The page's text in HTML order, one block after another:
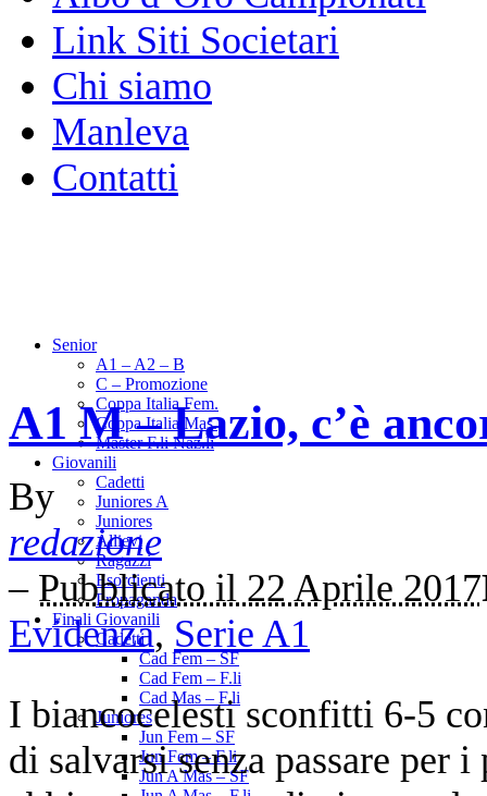
Link Siti Societari
Chi siamo
Manleva
Contatti
Senior
A1 – A2 – B
C – Promozione
Coppa Italia Fem.
Coppa Italia Mas.
Master F.li Naz.li
Giovanili
Cadetti
Juniores A
Juniores
Allievi
Ragazzi
Esordienti
Propaganda
Finali Giovanili
Cadetti
Cad Fem – SF
Cad Fem – F.li
Cad Mas – F.li
Juniores
Jun Fem – SF
Jun Fem – F.li
Jun A Mas – SF
A1 M – Lazio, c’è
By
redazione
– Pubblicato il 22 Aprile 2017
Evidenza, Serie A1
I biancocelesti sconfitti 6-5
di salvarsi senza passare per